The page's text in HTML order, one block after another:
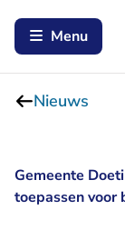
Menu
Nieuws
Gemeente
toepassen voor